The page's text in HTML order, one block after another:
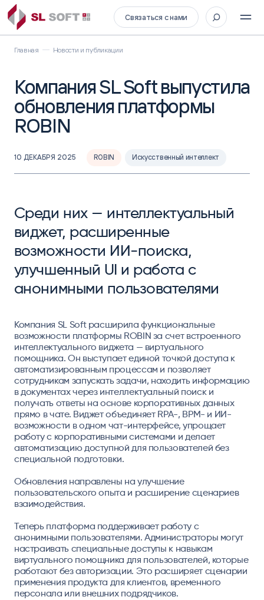
Связаться с нами
Главная Новости и публикации
Компания SL Soft выпустила
обновления платформы
ROBIN
10 ДЕКАБРЯ 2025 ROBIN Искусственный интеллект
Среди них — интеллектуальный
виджет, расширенные
возможности ИИ-поиска,
улучшенный UI и работа с
анонимными пользователями
Компания SL Soft расширила функциональные
возможности платформы ROBIN за счет встроенного
интеллектуального виджета — виртуального
помощника. Он выступает единой точкой доступа к
автоматизированным процессам и позволяет
сотрудникам запускать задачи, находить информацию
в документах через интеллектуальный поиск и
получать ответы на основе корпоративных данных
прямо в чате. Виджет объединяет RPA-, BPM- и ИИ-
возможности в одном чат-интерфейсе, упрощает
работу с корпоративными системами и делает
автоматизацию доступной для пользователей без
специальной подготовки.
Обновления направлены на улучшение
пользовательского опыта и расширение сценариев
взаимодействия.
Теперь платформа поддерживает работу с
анонимными пользователями. Администраторы могут
настраивать специальные доступы к навыкам
виртуального помощника для пользователей, которые
работают без авторизации. Это расширяет сценарии
применения продукта для клиентов, временного
персонала или внешних подрядчиков.